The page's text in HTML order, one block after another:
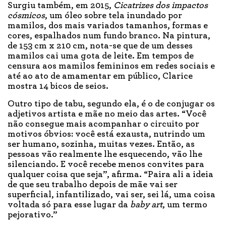
Surgiu também, em 2015, Cicatrizes dos impactos
cósmicos, um óleo sobre tela inundado por
mamilos, dos mais variados tamanhos, formas e
cores, espalhados num fundo branco. Na pintura,
de 153 cm x 210 cm, nota-se que de um desses
mamilos cai uma gota de leite. Em tempos de
censura aos mamilos femininos em redes sociais e
até ao ato de amamentar em público, Clarice
mostra 14 bicos de seios.
Outro tipo de tabu, segundo ela, é o de conjugar os
adjetivos artista e mãe no meio das artes. “Você
não consegue mais acompanhar o circuito por
motivos óbvios: você está exausta, nutrindo um
ser humano, sozinha, muitas vezes. Então, as
pessoas vão realmente lhe esquecendo, vão lhe
silenciando. E você recebe menos convites para
qualquer coisa que seja”, afirma. “Paira ali a ideia
de que seu trabalho depois de mãe vai ser
superficial, infantilizado, vai ser, sei lá, uma coisa
voltada só para esse lugar da baby art, um termo
pejorativo.”